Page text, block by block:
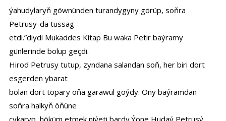
ýahudylaryň göwnünden turandygyny görüp, soňra
Petrusy-da tussag
etdi.”diydi Mukaddes Kitap Bu waka Petir baýramy
günlerinde bolup geçdi.
Hirod Petrusy tutup, zyndana salandan soň, her biri dört
esgerden ybarat
bolan dört topary oňa garawul goýdy. Ony baýramdan
soňra halkyň öňüne
çykaryp, höküm etmek niýeti bardy.Ýone Hudaý Petrusý